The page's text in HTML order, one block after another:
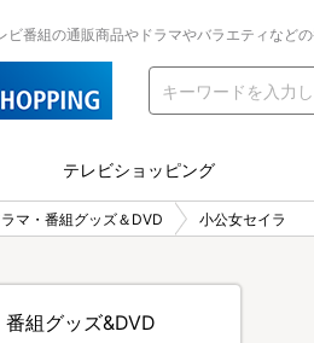
ビ番組の通販商品やドラマやバラエティなど
テレビショッピング
ラマ・番組グッズ＆DVD 小公女セイラ
番組グッズ&DVD